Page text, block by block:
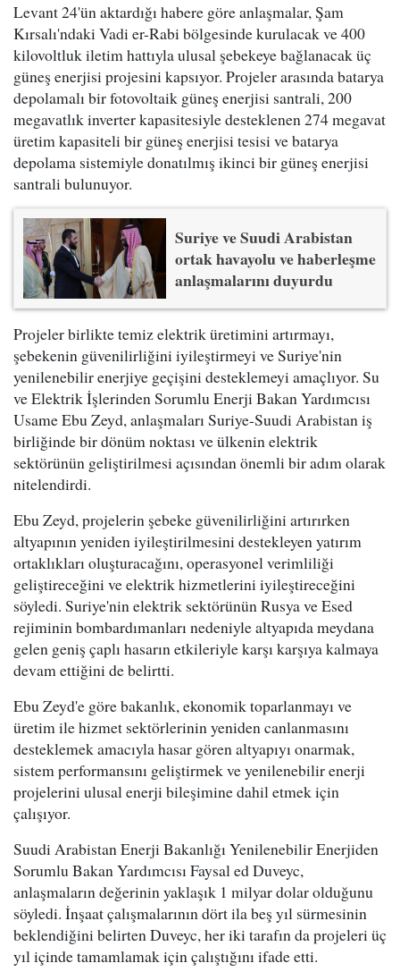
Levant 24'ün aktardığı habere göre anlaşmalar, Şam
Kırsalı'ndaki Vadi er-Rabi bölgesinde kurulacak ve 400
kilovoltluk iletim hattıyla ulusal şebekeye bağlanacak üç
güneş enerjisi projesini kapsıyor. Projeler arasında batarya
depolamalı bir fotovoltaik güneş enerjisi santrali, 200
megavatlık inverter kapasitesiyle desteklenen 274 megavat
üretim kapasiteli bir güneş enerjisi tesisi ve batarya
depolama sistemiyle donatılmış ikinci bir güneş enerjisi
santrali bulunuyor.
Suriye ve Suudi Arabistan
ortak havayolu ve haberleşme
anlaşmalarını duyurdu
Projeler birlikte temiz elektrik üretimini artırmayı,
şebekenin güvenilirliğini iyileştirmeyi ve Suriye'nin
yenilenebilir enerjiye geçişini desteklemeyi amaçlıyor. Su
ve Elektrik İşlerinden Sorumlu Enerji Bakan Yardımcısı
Usame Ebu Zeyd, anlaşmaları Suriye-Suudi Arabistan iş
birliğinde bir dönüm noktası ve ülkenin elektrik
sektörünün geliştirilmesi açısından önemli bir adım olarak
nitelendirdi.
Ebu Zeyd, projelerin şebeke güvenilirliğini artırırken
altyapının yeniden iyileştirilmesini destekleyen yatırım
ortaklıkları oluşturacağını, operasyonel verimliliği
geliştireceğini ve elektrik hizmetlerini iyileştireceğini
söyledi. Suriye'nin elektrik sektörünün Rusya ve Esed
rejiminin bombardımanları nedeniyle altyapıda meydana
gelen geniş çaplı hasarın etkileriyle karşı karşıya kalmaya
devam ettiğini de belirtti.
Ebu Zeyd'e göre bakanlık, ekonomik toparlanmayı ve
üretim ile hizmet sektörlerinin yeniden canlanmasını
desteklemek amacıyla hasar gören altyapıyı onarmak,
sistem performansını geliştirmek ve yenilenebilir enerji
projelerini ulusal enerji bileşimine dahil etmek için
çalışıyor.
Suudi Arabistan Enerji Bakanlığı Yenilenebilir Enerjiden
Sorumlu Bakan Yardımcısı Faysal ed Duveyc,
anlaşmaların değerinin yaklaşık 1 milyar dolar olduğunu
söyledi. İnşaat çalışmalarının dört ila beş yıl sürmesinin
beklendiğini belirten Duveyc, her iki tarafın da projeleri üç
yıl içinde tamamlamak için çalıştığını ifade etti.